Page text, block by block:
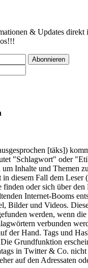
& Updates direkt
Abonnieren
[täks])
"Schlagwort" oder
um Inhalte und Themen
diesem Fall dem Leser
finden oder sich über
Internet-Booms
Bilder und Videos.
werden, wenn
verbunden
der Hand. Tags und
Grundfunktion
in Twitter & Co.
auf den Adressaten